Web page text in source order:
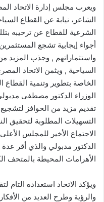
ويعرب مجلس إدارة الاتحاد
الشاعر، نيابة عن القطاع
الشرعية للقطاع عن ترحيبه
أجواء إيجابية تشجع
واستثماراتهم , وجذب المزيد
السياحية , ويثمن الاتحاد
الخاصة بتطوير وتنمية
الوزراء الدكتور مصطفى
تقديم مزيد من الحوافز لتشجيع
التسهيلات المطلوبة لتحقيق
الاجتماع الأخير للمجلس
الدكتور مدبولي والذي أقر
الأهرامات المحيطة بالمتحف
ويؤكد الاتحاد استعداده
والرؤية وطرح العديد من